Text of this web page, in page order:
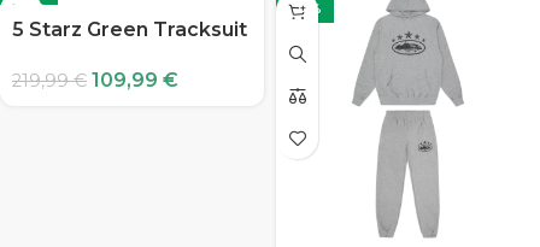
-50%
5 Starz Green Tracksuit
219,99€ 109,99 €
-50%